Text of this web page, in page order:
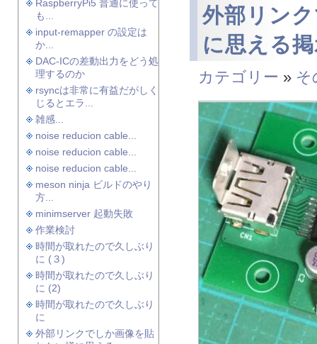
外部リン
に思える
カテゴリー » そ
RaspberryPi5 普通に使って
も...
input-remapper の設定は
か...
DAC-ICの差動出力をどう処
理するのか
rsyncは非常に有益だがしく
じるとエラ...
雑感...
noise reducion cable...
noise reducion cable...
noise reducion cable...
meson ninja ビルドのやり
方...
minimserver 起動失敗
作業検討
時間が取れたので久しぶり
に (３)
時間が取れたので久しぶり
に (2)
時間が取れたので久しぶり
に
外部リンクでしか画像を貼